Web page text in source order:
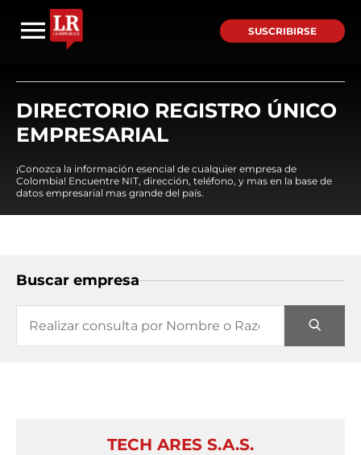
SUSCRIBIRSE
DIRECTORIO REGISTRO ÚNICO
EMPRESARIAL
¡Conozca la información esencial de cualquier empresa de
Colombia! Encuentre NIT, dirección, teléfono, y mas en la base de
datos empresarial mas grande del país.
Buscar empresa
TECH ARES S.A.S.